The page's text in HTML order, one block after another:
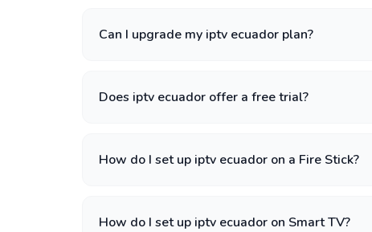
Can I upgrade my iptv ecuador plan?
Does iptv ecuador offer a free trial?
How do I set up iptv ecuador on a Fire Stick?
How do I set up iptv ecuador on Smart TV?